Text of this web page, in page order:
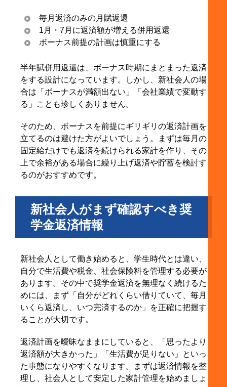
毎月返済のみの月賦返還
1月・7月に返済額が増える併用返還
ボーナス前提の計画は慎重にする
半年賦併用返還は、ボーナス時期にまとまった返済
をする設計になっています。しかし、新社会人の場
合は「ボーナスが満額出ない」「会社業績で変動す
る」ことも珍しくありません。
そのため、ボーナスを前提にギリギリの返済計画を
立てるのは避けた方がよいでしょう。まずは毎月の
固定給だけでも返済を続けられる家計を作り、その
上で余裕がある場合に繰り上げ返済や貯蓄を検討す
るのがおすすめです。
新社会人がまず確認すべき奨
学金返済情報
新社会人として働き始めると、学生時代とは違い、
自分で生活費や税金、社会保険料を管理する必要が
あります。その中で奨学金返済を無理なく続けるた
めには、まず「自分がどれくらい借りていて、毎月
いくら返済し、いつ完済するのか」を正確に把握す
ることが大切です。
返済計画を曖昧なままにしていると、「思ったより
返済額が大きかった」「生活費が足りない」といっ
た事態になりやすくなります。まずは返済情報を整
理し、社会人として安定した家計管理を始めましょ